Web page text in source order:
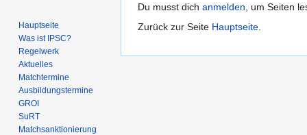
Zur
Navigation
Zur
Suche
Du musst dich anmelden, um Seiten
Zurück zur Seite Hauptseite.
Hauptseite
Was ist IPSC?
Regelwerk
Aktuelles
Matchtermine
Ausbildungs­termine
GROI
SuRT
Match­sanktionierung